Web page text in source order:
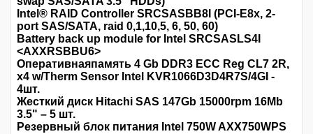
Intel® RAID Controller SRCSASBB8I (PCI-E8x, 2-
port SAS/SATA, raid 0,1,10,5, 6, 50, 60)
Battery back up module for Intel SRCSASLS4I
<AXXRSBBU6>
Оперативнаяпамять 4 Gb DDR3 ECC Reg CL7 2R,
x4 w/Therm Sensor Intel KVR1066D3D4R7S/4GI -
4шт.
Жесткий диск Hitachi SAS 147Gb 15000rpm 16Mb
3.5" – 5 шт.
Резервный блок питания Intel 750W AXX750WPS